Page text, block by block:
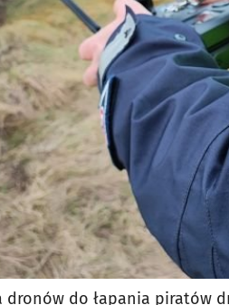
dronów do łapania piratów